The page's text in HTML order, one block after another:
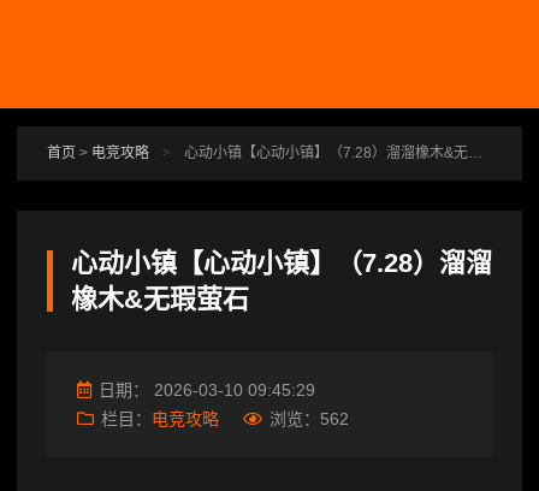
首页 > 电竞攻略 > 心动小镇【心动小镇】（7.28）溜溜橡木&无瑕萤石
心动小镇【心动小镇】（7.28）溜溜
橡木&无瑕萤石
日期： 2026-03-10 09:45:29
栏目： 电竞攻略 浏览： 562